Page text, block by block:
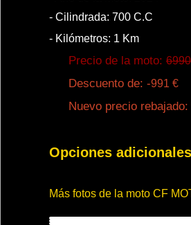
- Cilindrada: 700 C.C
- Kilómetros: 1 Km
Precio de la moto: 6990
Descuento de: -991 €
Nuevo precio rebajado:
Opciones
Más fotos de la moto CF